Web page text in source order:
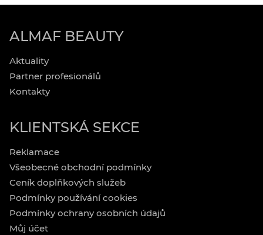
ALMAF BEAUTY
Aktuality
Partner profesionálů
Kontakty
KLIENTSKÁ SEKCE
Reklamace
Všeobecné obchodní podmínky
Ceník doplňkových služeb
Podmínky používání cookies
Podmínky ochrany osobních údajů
Můj účet